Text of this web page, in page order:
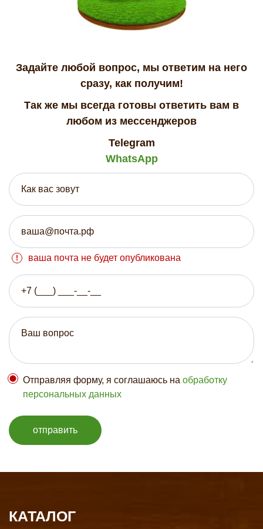
Задайте любой вопрос, мы ответим на него
сразу, как получим!
Так же мы всегда готовы ответить вам в
любом из мессенджеров
Telegram
WhatsApp
ваша почта не будет опубликована
Отправляя форму, я соглашаюсь на обработку
персональных данных
отправить
КАТАЛОГ